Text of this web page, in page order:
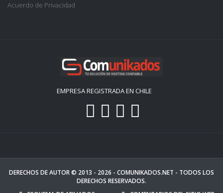
Acuerdo de Privacidad
EMPRESA REGISTRADA EN CHILE
DERECHOS DE AUTOR © 2013 - 2026 - COMUNIKADOS.NET - TODOS LOS
DERECHOS RESERVADOS.